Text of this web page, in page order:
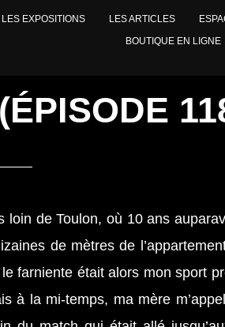
LES EXPOSITIONS LES ARTICLES
BOUTIQUE EN LIGNE
de Toulon, où 10 ans
de mètres de
farniente était alors mon sport
à la mi-temps, ma mère